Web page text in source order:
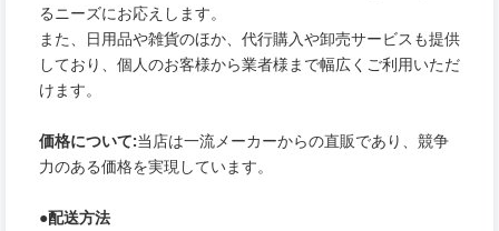
るニーズにお応えします。
また、日用品や雑貨のほか、代行購入や卸売サービスも提供
しており、個人のお客様から業者様まで幅広くご利用いただ
けます。
価格について:当店は一流メーカーからの直販であり、競争
力のある価格を実現しています。
●配送方法